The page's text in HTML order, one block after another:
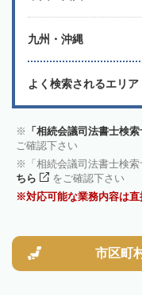
九州・沖縄
よく検索されるエリア
「相続会議司法書士検
ご確認下さい
「相続会議司法書士検
ちら
をご確認下さい
対応可能な業務内容は
市区町